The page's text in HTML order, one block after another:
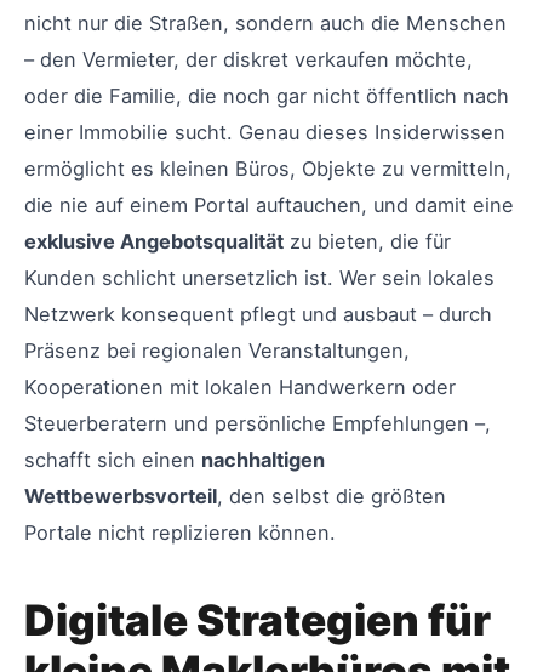
nicht nur die Straßen, sondern auch die Menschen
– den Vermieter, der diskret verkaufen möchte,
oder die Familie, die noch gar nicht öffentlich nach
einer Immobilie sucht. Genau dieses Insiderwissen
ermöglicht es kleinen Büros, Objekte zu vermitteln,
die nie auf einem Portal auftauchen, und damit eine
exklusive Angebotsqualität zu bieten, die für
Kunden schlicht unersetzlich ist. Wer sein lokales
Netzwerk konsequent pflegt und ausbaut – durch
Präsenz bei regionalen Veranstaltungen,
Kooperationen mit lokalen Handwerkern oder
Steuerberatern und persönliche Empfehlungen –,
schafft sich einen nachhaltigen
Wettbewerbsvorteil, den selbst die größten
Portale nicht replizieren können.
Digitale Strategien für